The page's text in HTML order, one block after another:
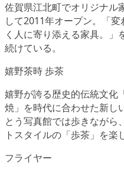
佐賀県江北町でオリジナル
して2011年オープン。「
く人に寄り添える家具。」
続けている。
嬉野茶時 歩茶
嬉野が誇る歴史的伝統文化
焼」を時代に合わせた新し
とう写真館では歩きながら
トスタイルの「歩茶」を楽
フライヤー